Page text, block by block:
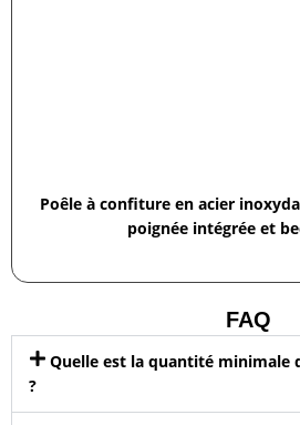
Poêle à confiture en acier
poignée intégrée et
FAQ
Quelle est la quantité minimale
?